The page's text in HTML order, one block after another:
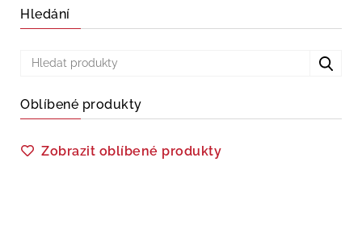
Hledání
Oblíbené produkty
Zobrazit oblíbené produkty